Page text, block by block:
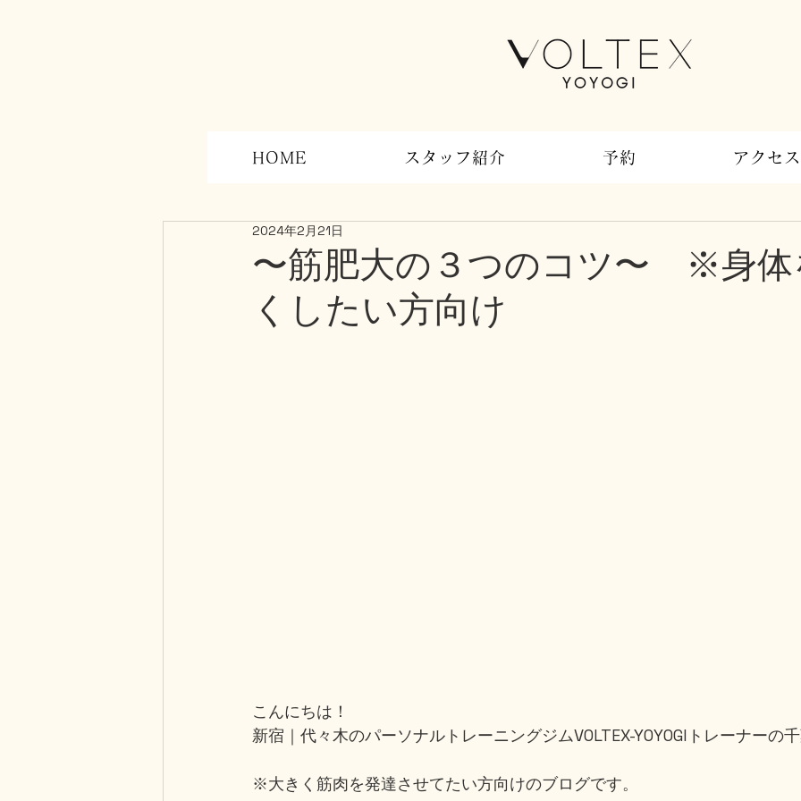
HOME スタッフ紹介 予約 アクセス
〜筋肥大の３つのコツ〜 ※身体
くしたい方向け
2024年2月21日
こんにちは！
新宿｜代々木のパーソナルトレーニングジムVOLTEX-YOYOGIトレーナーの千
※大きく筋肉を発達させてたい方向けのブログです。